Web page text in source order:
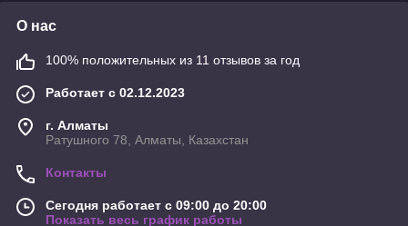
О нас
100% положительных из 11 отзывов за год
Работает с 02.12.2023
г. Алматы
Ратушного 78, Алматы, Казахстан
Контакты
Сегодня работает с 09:00 до 20:00
Показать весь график работы